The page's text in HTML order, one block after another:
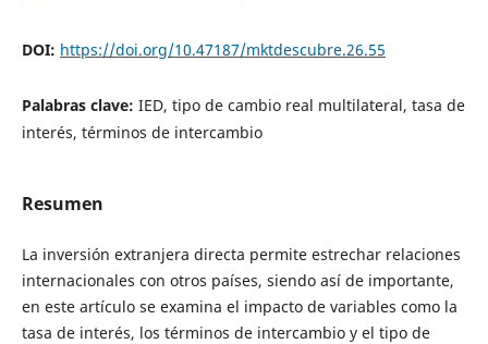
DOI: https://doi.org/10.47187/mktdescubre.26.55
Palabras clave: IED, tipo de cambio real multilateral, tasa de
interés, términos de intercambio
Resumen
La inversión extranjera directa permite estrechar relaciones
internacionales con otros países, siendo así de importante,
en este artículo se examina el impacto de variables como la
tasa de interés, los términos de intercambio y el tipo de